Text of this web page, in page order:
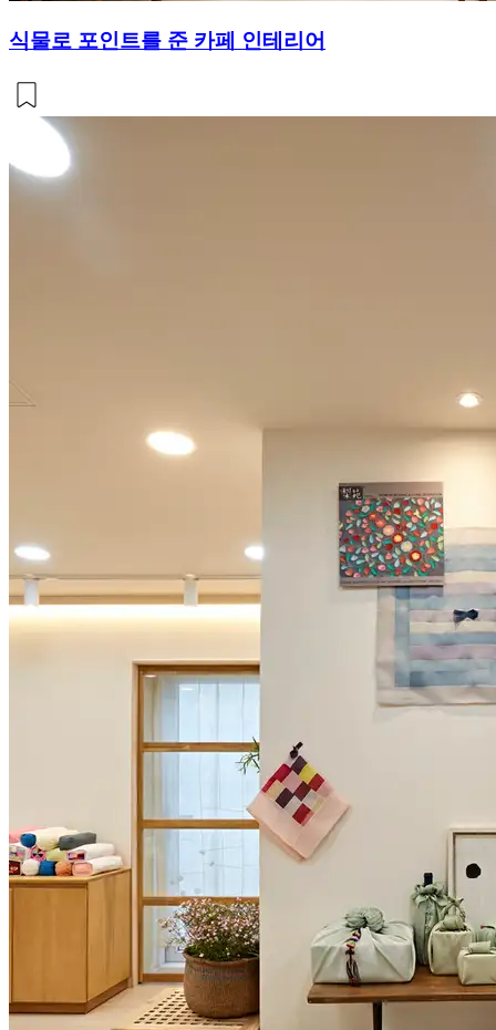
식물로 포인트를 준 카페 인테리어